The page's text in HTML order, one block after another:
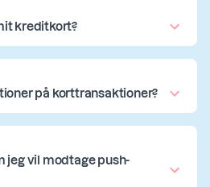
kreditkort?
på korttransaktioner?
jeg vil modtage push-